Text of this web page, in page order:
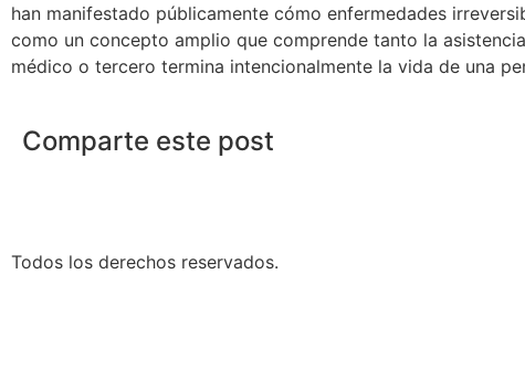
han manifestado públicamente cómo enfermedades
como un concepto amplio que comprende tanto la
médico o tercero termina intencionalmente la vida de una
Comparte este post
Todos los derechos reservados.